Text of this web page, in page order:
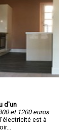
d'un
et 1200 euros
est à